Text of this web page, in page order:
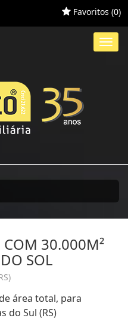
Favoritos (0)
COM 30.000M²
SOL
área total, para
do Sul (RS)